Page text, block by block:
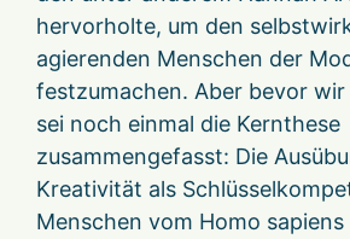
hervorholte, um den
agierenden Menschen der
festzumachen. Aber bevor
sei noch einmal die Kernthese
zusammengefasst: Die
Kreativität als
Menschen vom Homo